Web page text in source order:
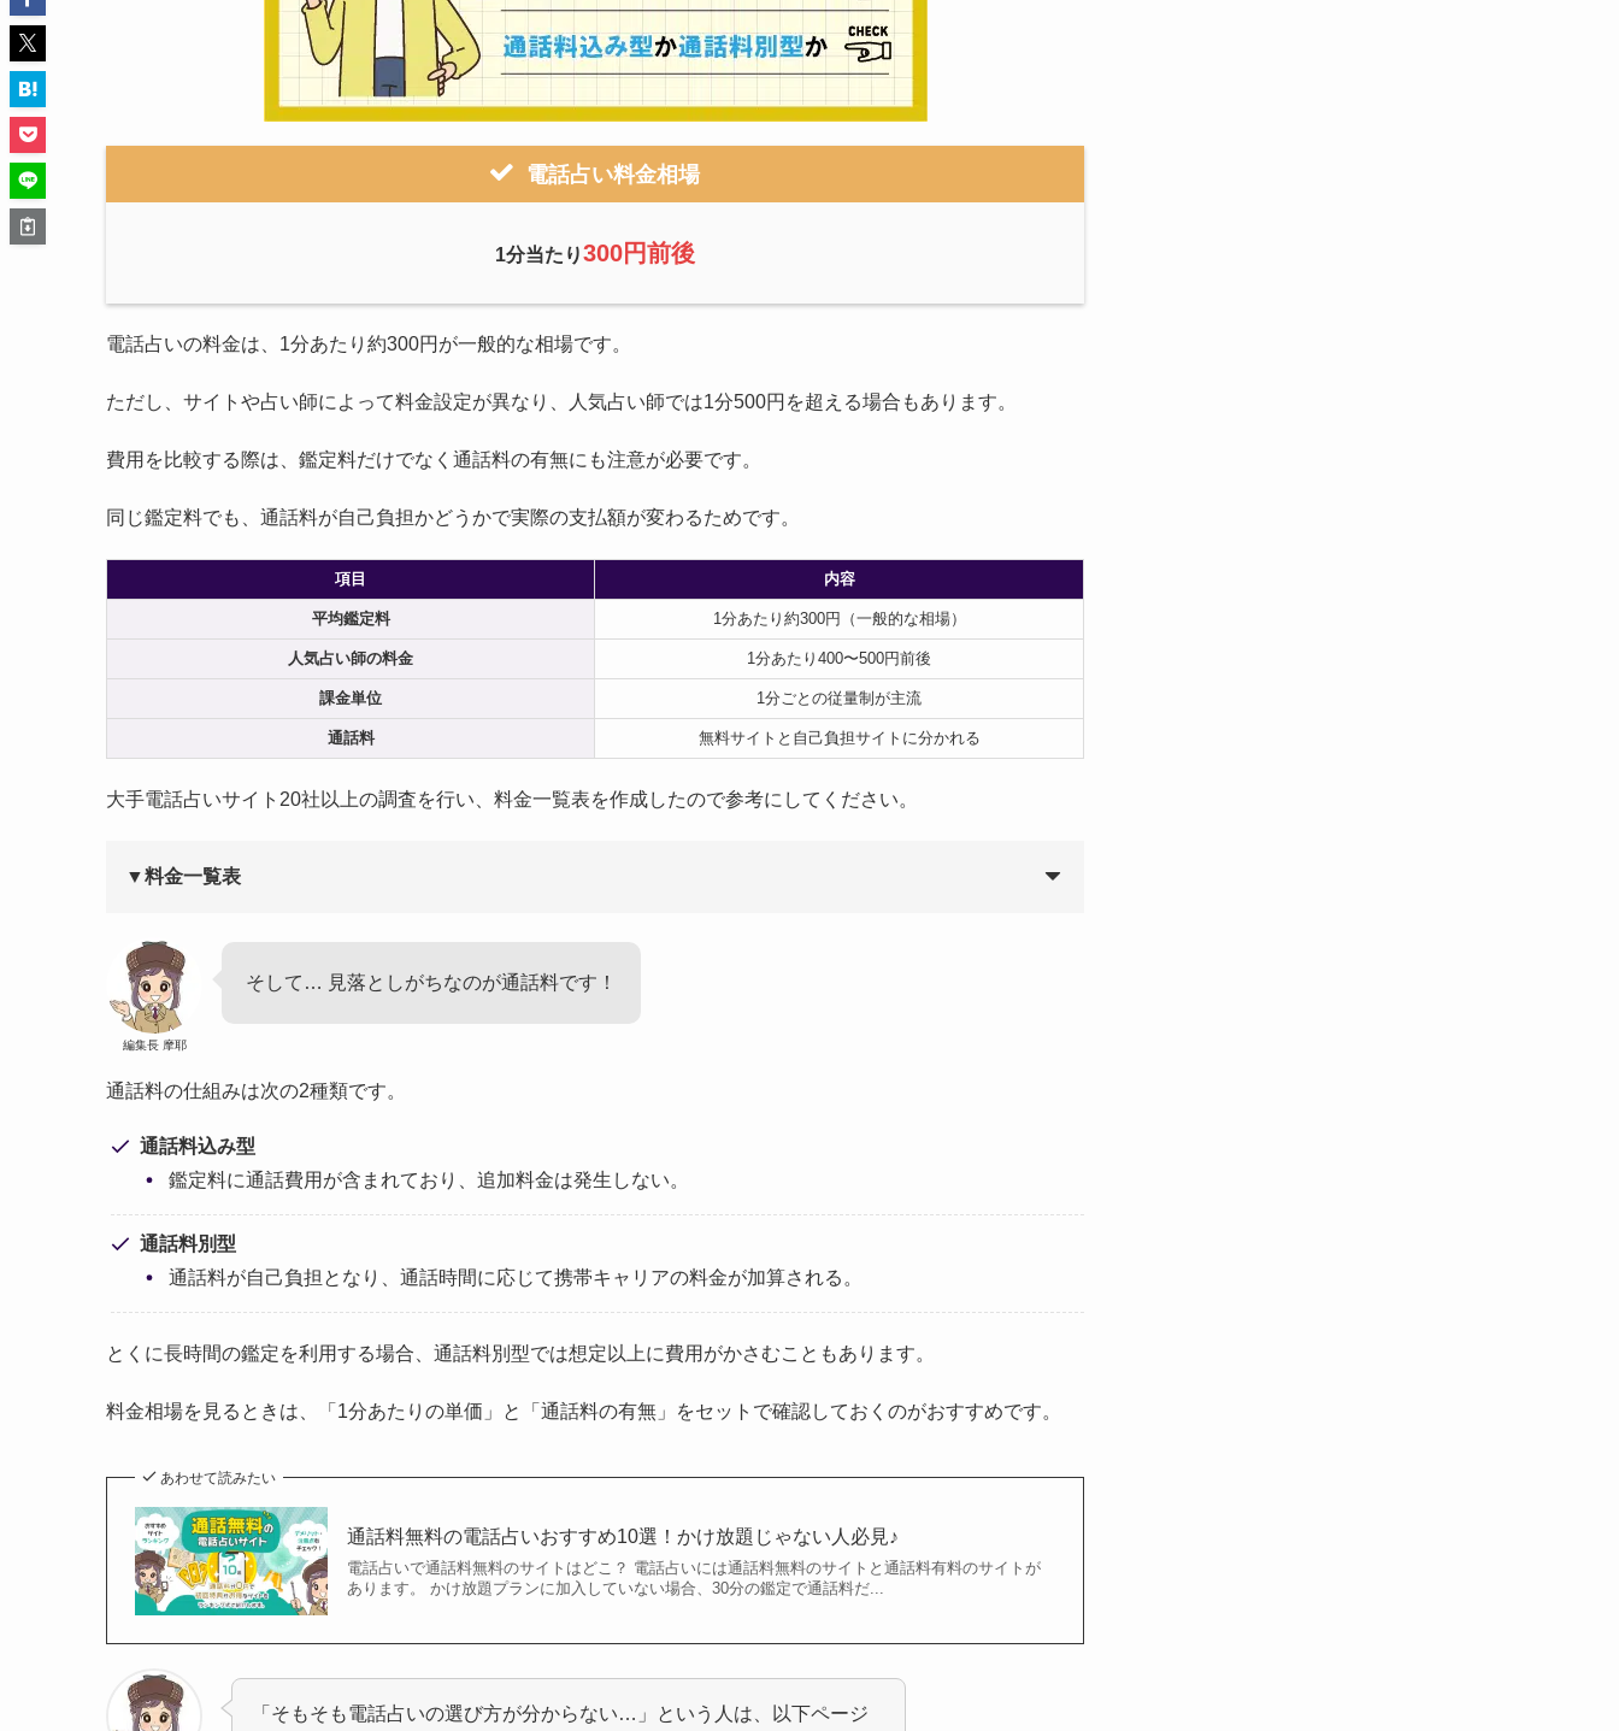
電話占い料金相場
1分当たり300円前後
電話占いの料金は、1分あたり約300円が一般的な相場です。
ただし、サイトや占い師によって料金設定が異なり、人気占い師では1分500円を超える場合もあります。
費用を比較する際は、鑑定料だけでなく通話料の有無にも注意が必要です。
同じ鑑定料でも、通話料が自己負担かどうかで実際の支払額が変わるためです。
項目 内容
平均鑑定料 1分あたり約300円（一般的な相場）
人気占い師の料金 1分あたり400〜500円前後
課金単位 1分ごとの従量制が主流
通話料 無料サイトと自己負担サイトに分かれる
大手電話占いサイト20社以上の調査を行い、料金一覧表を作成したので参考にしてください。
▼料金一覧表
編集長 摩耶
そして… 見落としがちなのが通話料です！
通話料の仕組みは次の2種類です。
通話料込み型
鑑定料に通話費用が含まれており、追加料金は発生しない。
通話料別型
通話料が自己負担となり、通話時間に応じて携帯キャリアの料金が加算される。
とくに長時間の鑑定を利用する場合、通話料別型では想定以上に費用がかさむこともあります。
料金相場を見るときは、「1分あたりの単価」と「通話料の有無」をセットで確認しておくのがおすすめです。
あわせて読みたい
通話料無料の電話占いおすすめ10選！かけ放題じゃない人必見♪
電話占いで通話料無料のサイトはどこ？ 電話占いには通話料無料のサイトと通話料有料のサイトが
あります。 かけ放題プランに加入していない場合、30分の鑑定で通話料だ...
「そもそも電話占いの選び方が分からない…」という人は、以下ページ